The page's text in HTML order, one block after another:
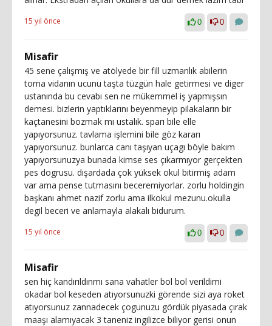
15 yıl önce 0 0
Misafir
45 sene çalışmış ve atölyede bir fill uzmanlık abilerin
torna vidanın ucunu taşta tüzgün hale getirmesi ve diger
ustanında bu cevabı sen ne mükemmel iş yapmışsın
demesi. bizlerin yaptıklarını beyenmeyip pilakaların bir
kaçtanesini bozmak mı ustalık. sparı bile elle
yapıyorsunuz. tavlama işlemini bile göz kararı
yapıyorsunuz. bunlarca canı taşıyan uçagı böyle bakım
yapıyorsunuzya bunada kimse ses çıkarmıyor gerçekten
pes dogrusu. dışardada çok yüksek okul bitirmiş adam
var ama pense tutmasını beceremiyorlar. zorlu holdingin
başkanı ahmet nazif zorlu ama ilkokul mezunu.okulla
degil beceri ve anlamayla alakalı bidurum.
15 yıl önce 0 0
Misafir
sen hiç kandırıldınmı sana vahatler bol bol verildimi
okadar bol keseden atıyorsunuzki görende sizi aya roket
atıyorsunuz zannadecek çogunuzu gördük piyasada çırak
maaşı alamıyacak 3 taneniz ingilizce biliyor gerisi onun